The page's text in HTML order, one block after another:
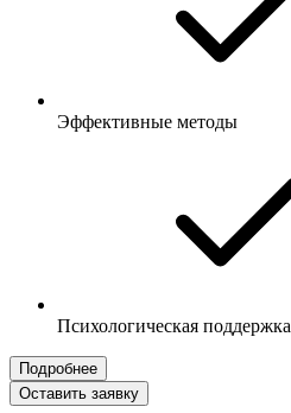
Эффективные методы
Психологическая поддержка
Подробнее
Оставить заявку